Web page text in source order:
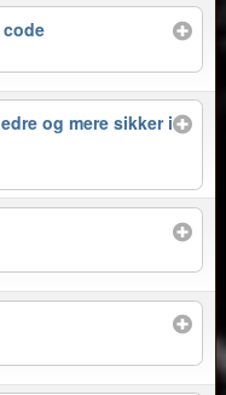
code
og mere sikker i